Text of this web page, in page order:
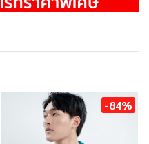
-84%